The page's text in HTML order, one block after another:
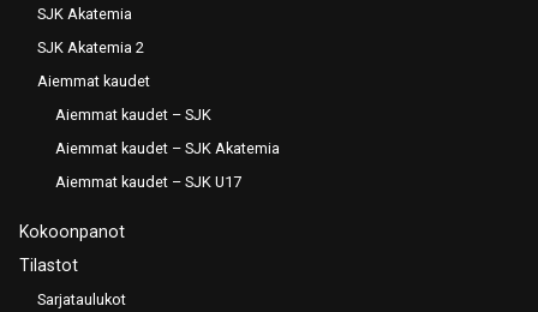
SJK Akatemia
SJK Akatemia 2
Aiemmat kaudet
Aiemmat kaudet – SJK
Aiemmat kaudet – SJK Akatemia
Aiemmat kaudet – SJK U17
Kokoonpanot
Tilastot
Sarjataulukot